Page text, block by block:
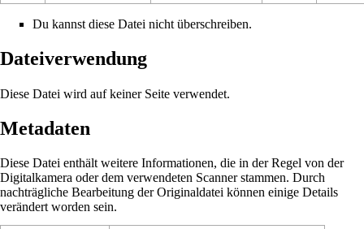
Du kannst diese Datei nicht überschreiben.
Dateiverwendung
Diese Datei wird auf keiner Seite verwendet.
Metadaten
Diese Datei enthält weitere Informationen, die in der Regel von der
Digitalkamera oder dem verwendeten Scanner stammen. Durch
nachträgliche Bearbeitung der Originaldatei können einige Details
verändert worden sein.